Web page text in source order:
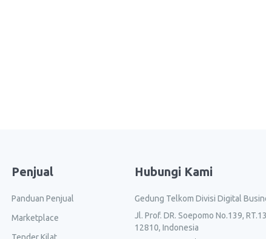
Penjual
Panduan Penjual
Marketplace
Hubungi Kami
Gedung Telkom Divisi Digital
Jl. Prof. DR. Soepomo No.139,
12810, Indonesia